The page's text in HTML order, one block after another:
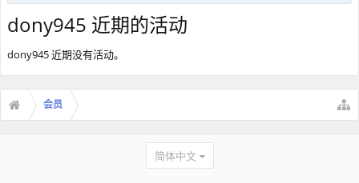
dony945 近期的活动
dony945 近期没有活动。
会员
简体中文